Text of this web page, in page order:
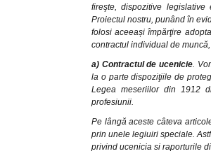
fireşte, dispozitive
Proiectul nostru, punând în
folosi aceeași împărţire
contractul individual de
a) Contractul de ucenicie.
la o parte dispoziţiile de
Legea meseriilor din 1912
profesiunii.
Pe lângă aceste câteva
prin unele legiuiri speciale.
privind ucenicia si raporturile